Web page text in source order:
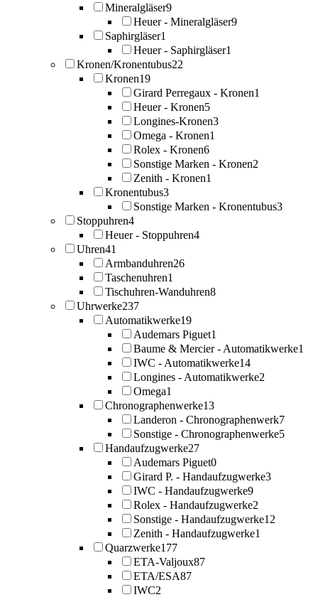
Mineralgläser9
Heuer - Mineralgläser9
Saphirgläser1
Heuer - Saphirgläser1
Kronen/Kronentubus22
Kronen19
Girard Perregaux - Kronen1
Heuer - Kronen5
Longines-Kronen3
Omega - Kronen1
Rolex - Kronen6
Sonstige Marken - Kronen2
Zenith - Kronen1
Kronentubus3
Sonstige Marken - Kronentubus3
Stoppuhren4
Heuer - Stoppuhren4
Uhren41
Armbanduhren26
Taschenuhren1
Tischuhren-Wanduhren8
Uhrwerke237
Automatikwerke19
Audemars Piguet1
Baume & Mercier - Automatikwerke1
IWC - Automatikwerke14
Longines - Automatikwerke2
Omega1
Chronographenwerke13
Landeron - Chronographenwerk7
Sonstige - Chronographenwerke5
Handaufzugwerke27
Audemars Piguet0
Girard P. - Handaufzugwerke3
IWC - Handaufzugwerke9
Rolex - Handaufzugwerke2
Sonstige - Handaufzugwerke12
Zenith - Handaufzugwerke1
Quarzwerke177
ETA-Valjoux87
ETA/ESA87
IWC2